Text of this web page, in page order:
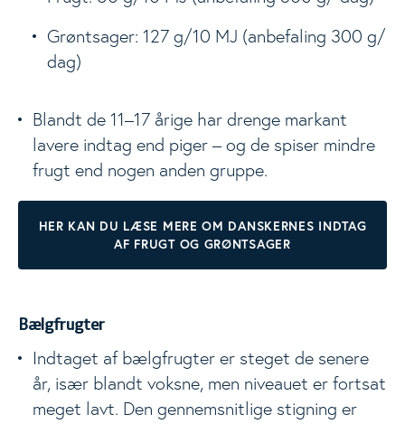
Grøntsager: 127 g/10 MJ (anbefaling 300 g/
dag)
Blandt de 11–17 årige har drenge markant
lavere indtag end piger – og de spiser mindre
frugt end nogen anden gruppe.
HER KAN DU LÆSE MERE OM DANSKERNES INDTAG
AF FRUGT OG GRØNTSAGER
Bælgfrugter
Indtaget af bælgfrugter er steget de senere
år, især blandt voksne, men niveauet er fortsat
meget lavt. Den gennemsnitlige stigning er